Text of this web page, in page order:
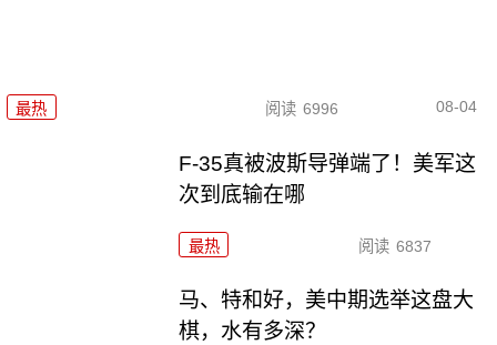
最热 阅读 6996 08-04
F-35真被波斯导弹端了！美军这
次到底输在哪
最热 阅读 6837
马、特和好，美中期选举这盘大
棋，水有多深？